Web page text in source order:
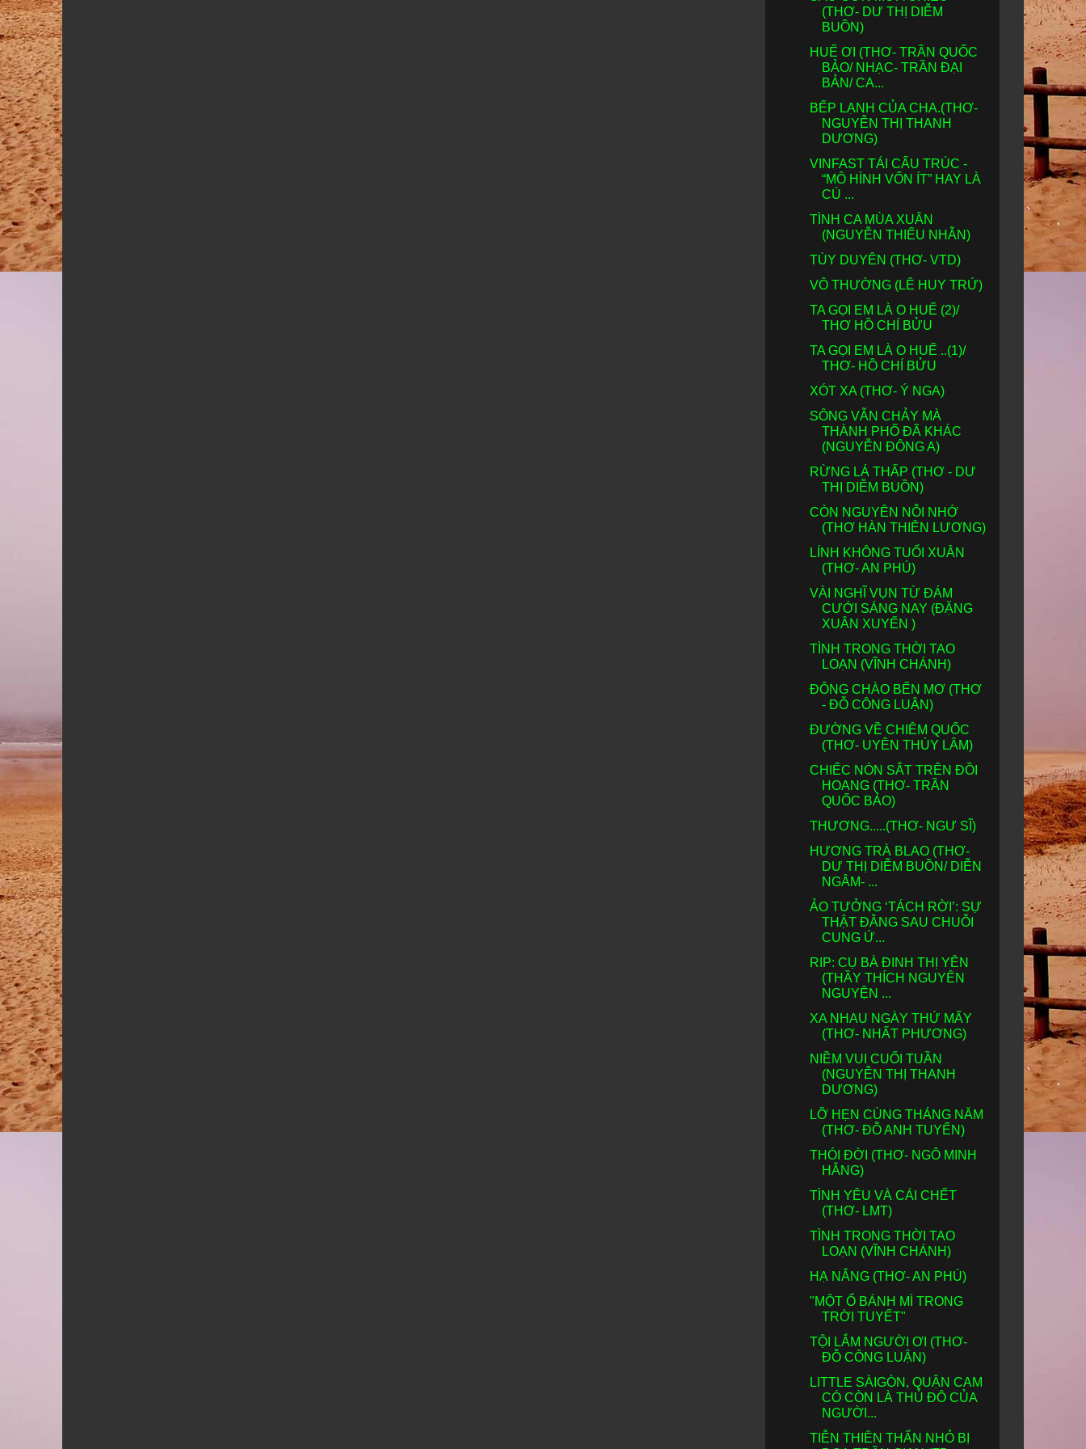
(THƠ- DƯ THỊ DIỄM
BUỒN)
HUẾ ƠI (THƠ- TRẦN QUỐC
BẢO/ NHẠC- TRẦN ĐẠI
BẢN/ CA...
BẾP LẠNH CỦA CHA.(THƠ-
NGUYỄN THỊ THANH
DƯƠNG)
VINFAST TÁI CẤU TRÚC -
“MÔ HÌNH VỐN ÍT” HAY LÀ
CÚ ...
TÌNH CA MÙA XUÂN
(NGUYỄN THIẾU NHẪN)
TÙY DUYÊN (THƠ- VTD)
VÔ THƯỜNG (LÊ HUY TRỨ)
TA GỌI EM LÀ O HUẾ (2)/
THƠ HỒ CHÍ BỬU
TA GỌI EM LÀ O HUẾ ..(1)/
THƠ- HỒ CHÍ BỬU
XÓT XA (THƠ- Ý NGA)
SÔNG VẪN CHẢY MÀ
THÀNH PHỐ ĐÃ KHÁC
(NGUYỄN ĐÔNG A)
RỪNG LÁ THẤP (THƠ - DƯ
THỊ DIỄM BUỒN)
CÒN NGUYÊN NỖI NHỚ
(THƠ HÀN THIÊN LƯƠNG)
LÍNH KHÔNG TUỔI XUÂN
(THƠ- AN PHÚ)
VÀI NGHĨ VỤN TỪ ĐÁM
CƯỚI SÁNG NAY (ĐẶNG
XUÂN XUYẾN )
TÌNH TRONG THỜI TAO
LOẠN (VĨNH CHÁNH)
ĐÔNG CHÀO BẾN MƠ (THƠ
- ĐỖ CÔNG LUẬN)
ĐƯỜNG VỀ CHIÊM QUỐC
(THƠ- UYÊN THÚY LÂM)
CHIẾC NÓN SẮT TRÊN ĐỒI
HOANG (THƠ- TRẦN
QUỐC BẢO)
THƯƠNG.....(THƠ- NGƯ SĨ)
HƯƠNG TRÀ BLAO (THƠ-
DƯ THỊ DIỄM BUỒN/ DIỄN
NGÂM- ...
ẢO TƯỞNG ‘TÁCH RỜI’: SỰ
THẬT ĐẰNG SAU CHUỖI
CUNG Ứ...
RIP: CỤ BÀ ĐINH THỊ YÊN
(THẦY THÍCH NGUYÊN
NGUYỆN ...
XA NHAU NGÀY THỨ MẤY
(THƠ- NHẤT PHƯƠNG)
NIỀM VUI CUỐI TUẦN
(NGUYỄN THỊ THANH
DƯƠNG)
LỠ HẸN CÙNG THÁNG NĂM
(THƠ- ĐỖ ANH TUYẾN)
THÓI ĐỜI (THƠ- NGÔ MINH
HẰNG)
TÌNH YÊU VÀ CÁI CHẾT
(THƠ- LMT)
TÌNH TRONG THỜI TAO
LOẠN (VĨNH CHÁNH)
HẠ NẮNG (THƠ- AN PHÚ)
"MỘT Ổ BÁNH MÌ TRONG
TRỜI TUYẾT"
TỘI LẮM NGƯỜI ƠI (THƠ-
ĐỖ CÔNG LUẬN)
LITTLE SÀIGÒN, QUẬN CAM
CÓ CÒN LÀ THỦ ĐÔ CỦA
NGƯỜI...
TIỄN THIÊN THẨN NHỎ BỊ